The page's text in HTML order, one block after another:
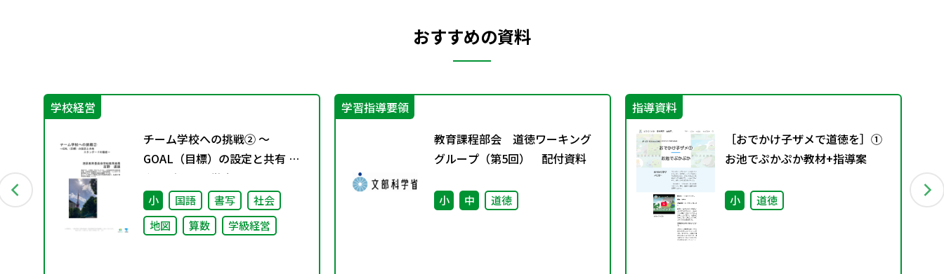
おすすめの資料
学校経営
チーム学校への挑戦② ～
GOAL（目標）の設定と共有 ス
タンダードの徹底～
小 国語 書写
社会
地図
算数 学級経営
学習指導要領
教育課程部会 道徳ワーキング
グループ（第5回） 配付資料
小 中 道徳
指導資料
［おでかけ子ザメで道徳を］①
お池でぷかぷか教材+指導案
小 道徳